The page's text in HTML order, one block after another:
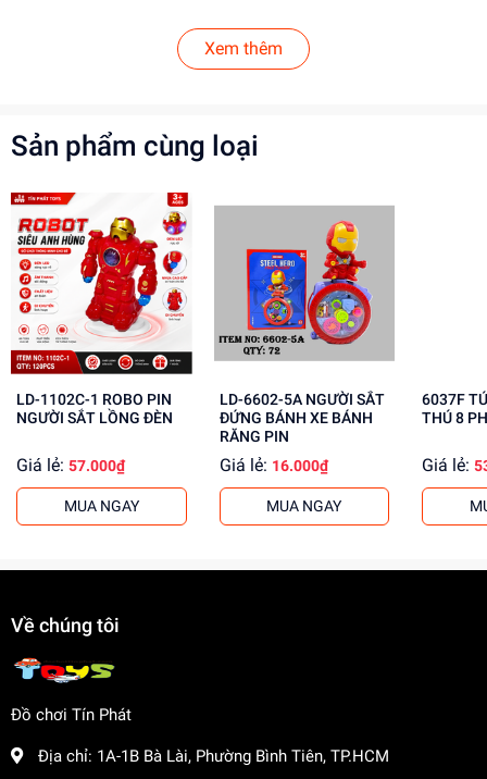
Hướng Dẫn Sử Dụng
Đọc kỹ hướng dẫn trước khi sử dụng
Lợi Ích Phát Triển
Giúp bé phát triển tư duy, sáng tạo
Rèn luyện kỹ năng giải quyết vấn đề
Tăng cường khả năng tập trung
Mua ngay tạidochoitinphat.com, chúng tôi cung cấp giá sỉ
cho khách buôn. Liên hệ ngay để biết thêm thông tin!
Xem thêm
Sản phẩm cùng loại
LD-1102C-1 ROBO PIN
NGƯỜI SẮT LỒNG ĐÈN
Giá lẻ: 57.000₫
MUA NGAY
LD-6602-5A NGƯỜI SẮT
ĐỨNG BÁNH XE BÁNH
RĂNG PIN
Giá lẻ: 16.000₫
MUA NGAY
6037F
THÚ 8
Giá lẻ:
Về chúng tôi
Đồ chơi Tín Phát
Địa chỉ: 1A-1B Bà Lài, Phường Bình Tiên, TP.HCM